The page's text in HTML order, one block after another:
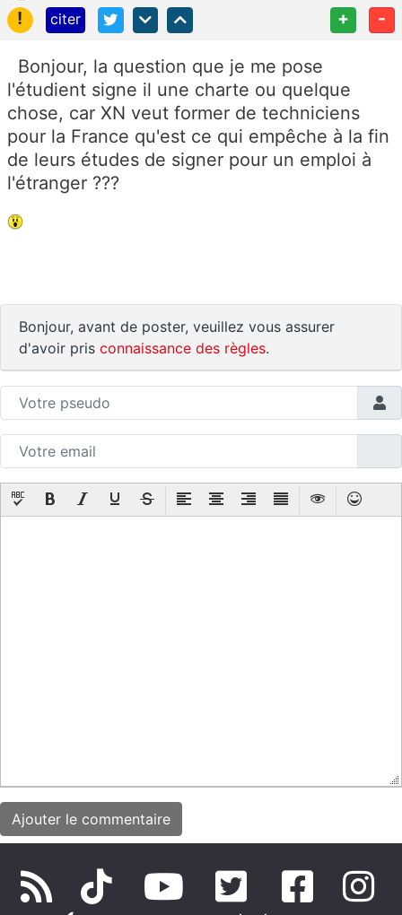
!
citer + -
Bonjour, la question que je me pose
l'étudient signe il une charte ou quelque
chose, car XN veut former de techniciens
pour la France qu'est ce qui empêche à la fin
de leurs études de signer pour un emploi à
l'étranger ???
Bonjour, avant de poster, veuillez vous assurer
d'avoir pris connaissance des règles.